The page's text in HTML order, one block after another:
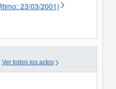
23/03/2001)
Ver todos los actos